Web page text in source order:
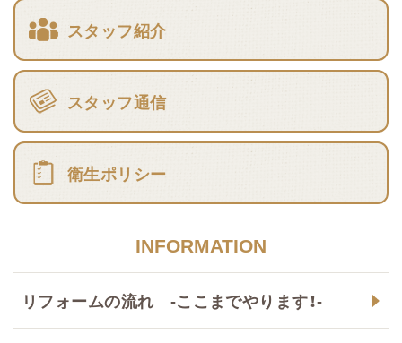
スタッフ紹介
スタッフ通信
衛生ポリシー
INFORMATION
リフォームの流れ -ここまでやります！-